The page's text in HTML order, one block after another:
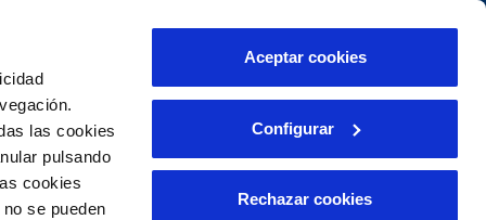
las cookies
pulsando
cookies
se pueden
Aceptar cookies
Configurar
Rechazar cookies
INCIDENCIAS
Comunica anomalías o posibles
PORTAL DE TRANSPARENCIA
Área de clientes